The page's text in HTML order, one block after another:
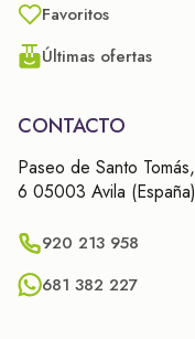
Favoritos
Últimas ofertas
CONTACTO
Paseo de Santo Tomás,
6 05003 Avila (España)
920 213 958
681 382 227